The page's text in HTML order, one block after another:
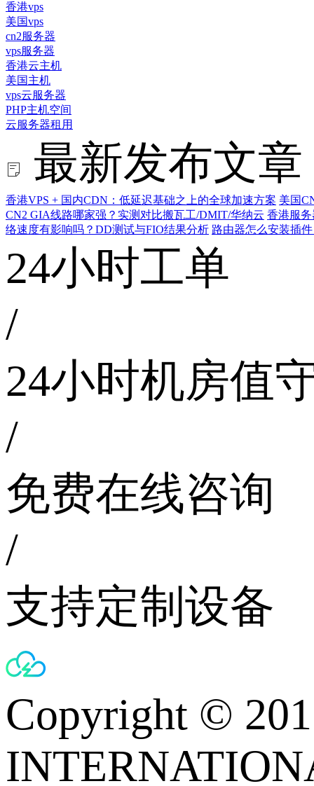
香港vps
美国vps
cn2服务器
vps服务器
香港云主机
美国主机
vps云服务器
PHP主机空间
云服务器租用
最新发布文章
香港VPS + 国内CDN：低延迟基础之上的全球加速方案 美国
CN2 GIA线路哪家强？实测对比搬瓦工/DMIT/华纳云 香港服
络速度有影响吗？DD测试与FIO结果分析 路由器怎么安装插
24小时工单
/
24小时机房值
/
免费在线咨询
/
支持定制设备
Copyright ©